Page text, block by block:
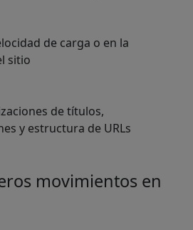
de carga o en la
sitio
de títulos,
y estructura de URLs
movimientos en